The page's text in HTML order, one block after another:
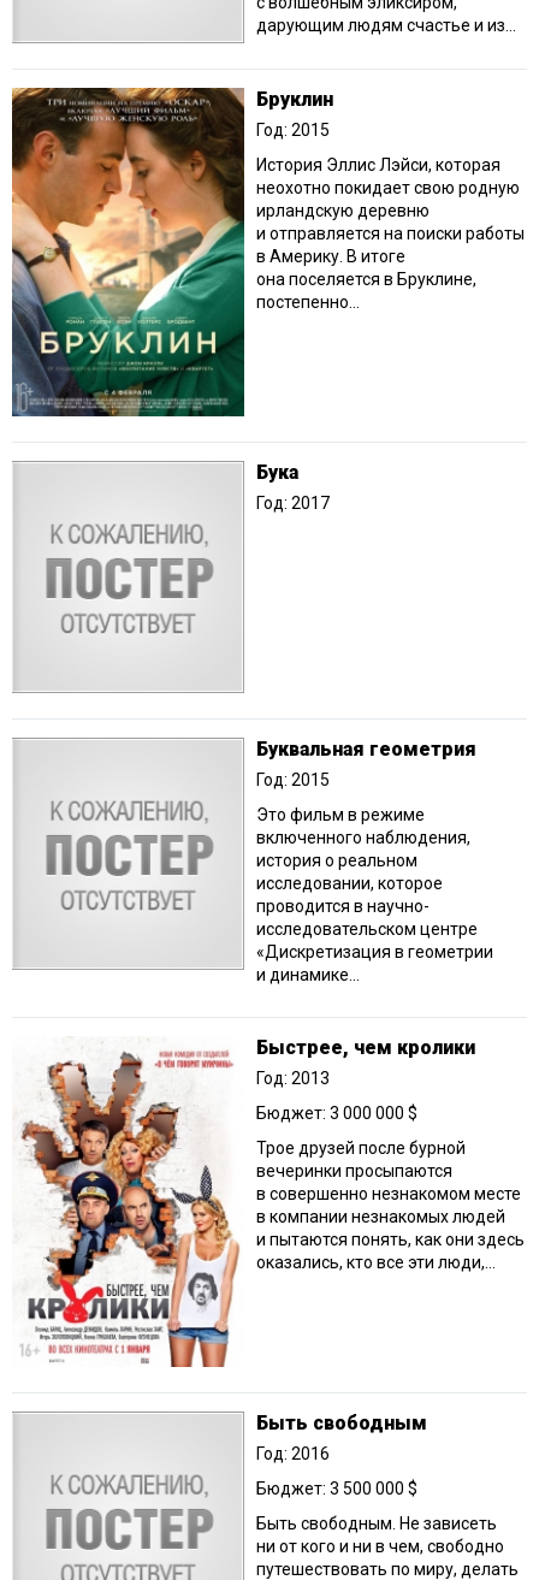
дарующим людям счастье и из...
Бруклин
Год: 2015
История Эллис Лэйси, которая
неохотно покидает свою родную
ирландскую деревню
и отправляется на поиски работы
в Америку. В итоге
она поселяется в Бруклине,
постепенно...
Бука
Год: 2017
Буквальная геометрия
Год: 2015
Это фильм в режиме
включенного наблюдения,
история о реальном
исследовании, которое
проводится в научно-
исследовательском центре
«Дискретизация в геометрии
и динамике...
Быстрее, чем кролики
Год: 2013
Бюджет: 3 000 000 $
Трое друзей после бурной
вечеринки просыпаются
в совершенно незнакомом месте
в компании незнакомых людей
и пытаются понять, как они здесь
оказались, кто все эти люди,...
Быть свободным
Год: 2016
Бюджет: 3 500 000 $
Быть свободным. Не зависеть
ни от кого и ни в чем, свободно
путешествовать по миру, делать